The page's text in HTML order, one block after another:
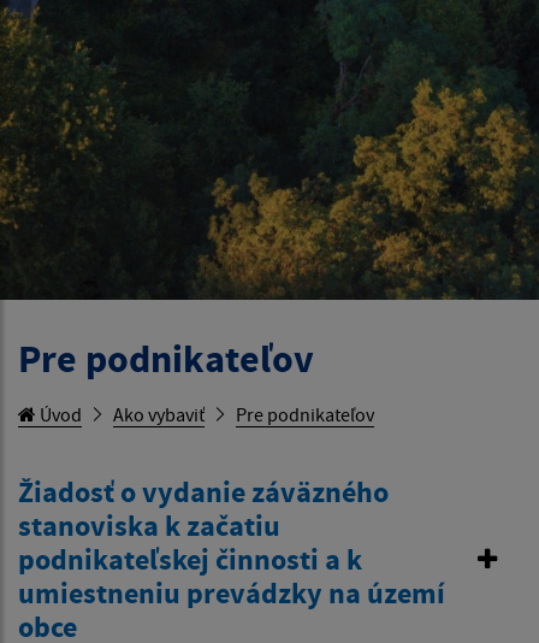
Pre podnikateľov
Úvod Ako vybaviť Pre podnikateľov
Žiadosť o vydanie záväzného
stanoviska k začatiu
podnikateľskej činnosti a k
umiestneniu prevádzky na území
obce